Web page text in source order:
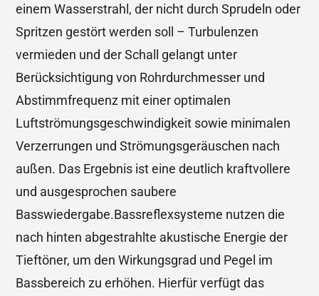
einem Wasserstrahl, der nicht durch Sprudeln oder
Spritzen gestört werden soll – Turbulenzen
vermieden und der Schall gelangt unter
Berücksichtigung von Rohrdurchmesser und
Abstimmfrequenz mit einer optimalen
Luftströmungsgeschwindigkeit sowie minimalen
Verzerrungen und Strömungsgeräuschen nach
außen. Das Ergebnis ist eine deutlich kraftvollere
und ausgesprochen saubere
Basswiedergabe.Bassreflexsysteme nutzen die
nach hinten abgestrahlte akustische Energie der
Tieftöner, um den Wirkungsgrad und Pegel im
Bassbereich zu erhöhen. Hierfür verfügt das